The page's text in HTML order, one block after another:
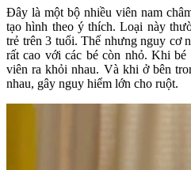
Đây là một bộ nhiều viên nam
tạo hình theo ý thích. Loại này
trẻ trên 3 tuổi. Thế nhưng nguy cơ
rất cao với các bé còn nhỏ. Khi
viên ra khỏi nhau. Và khi ở bên
nhau, gây nguy hiểm lớn cho ruột.